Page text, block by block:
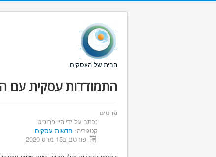
הבית של העסקים
התמודדות עסקית עם
פרטים
נכתב על ידי היי פרופיט
קטגוריה: חדשות עסקים
פורסם ב15 מרס 2020